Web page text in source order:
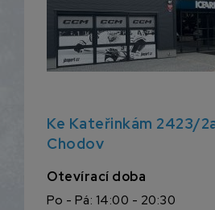
Ke Kateřinkám 2423/
Chodov
Otevírací doba
Po - Pá: 14:00 - 20:30